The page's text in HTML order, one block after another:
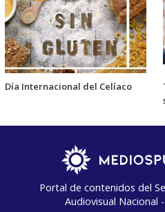
Día Internacional del Celíaco
Portal de contenidos del
Audiovisual Nacional